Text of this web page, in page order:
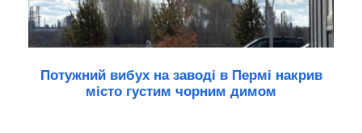
Потужний вибух на заводі в Пермі накрив
місто густим чорним димом